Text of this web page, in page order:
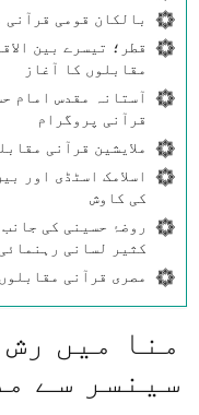
بالکان قومی قرآنی
قطر؛ تیسرے بین
مقابلوں کا آغاز
آستانہ مقدس امام
قرآنی پروگرام
ملایشین قرآنی
اسلامک اسٹڈی اور
کی کاوش
روضۂ حسینی کی
کثیر لسانی
مصری قرآنی
منا میں
سینسر سے